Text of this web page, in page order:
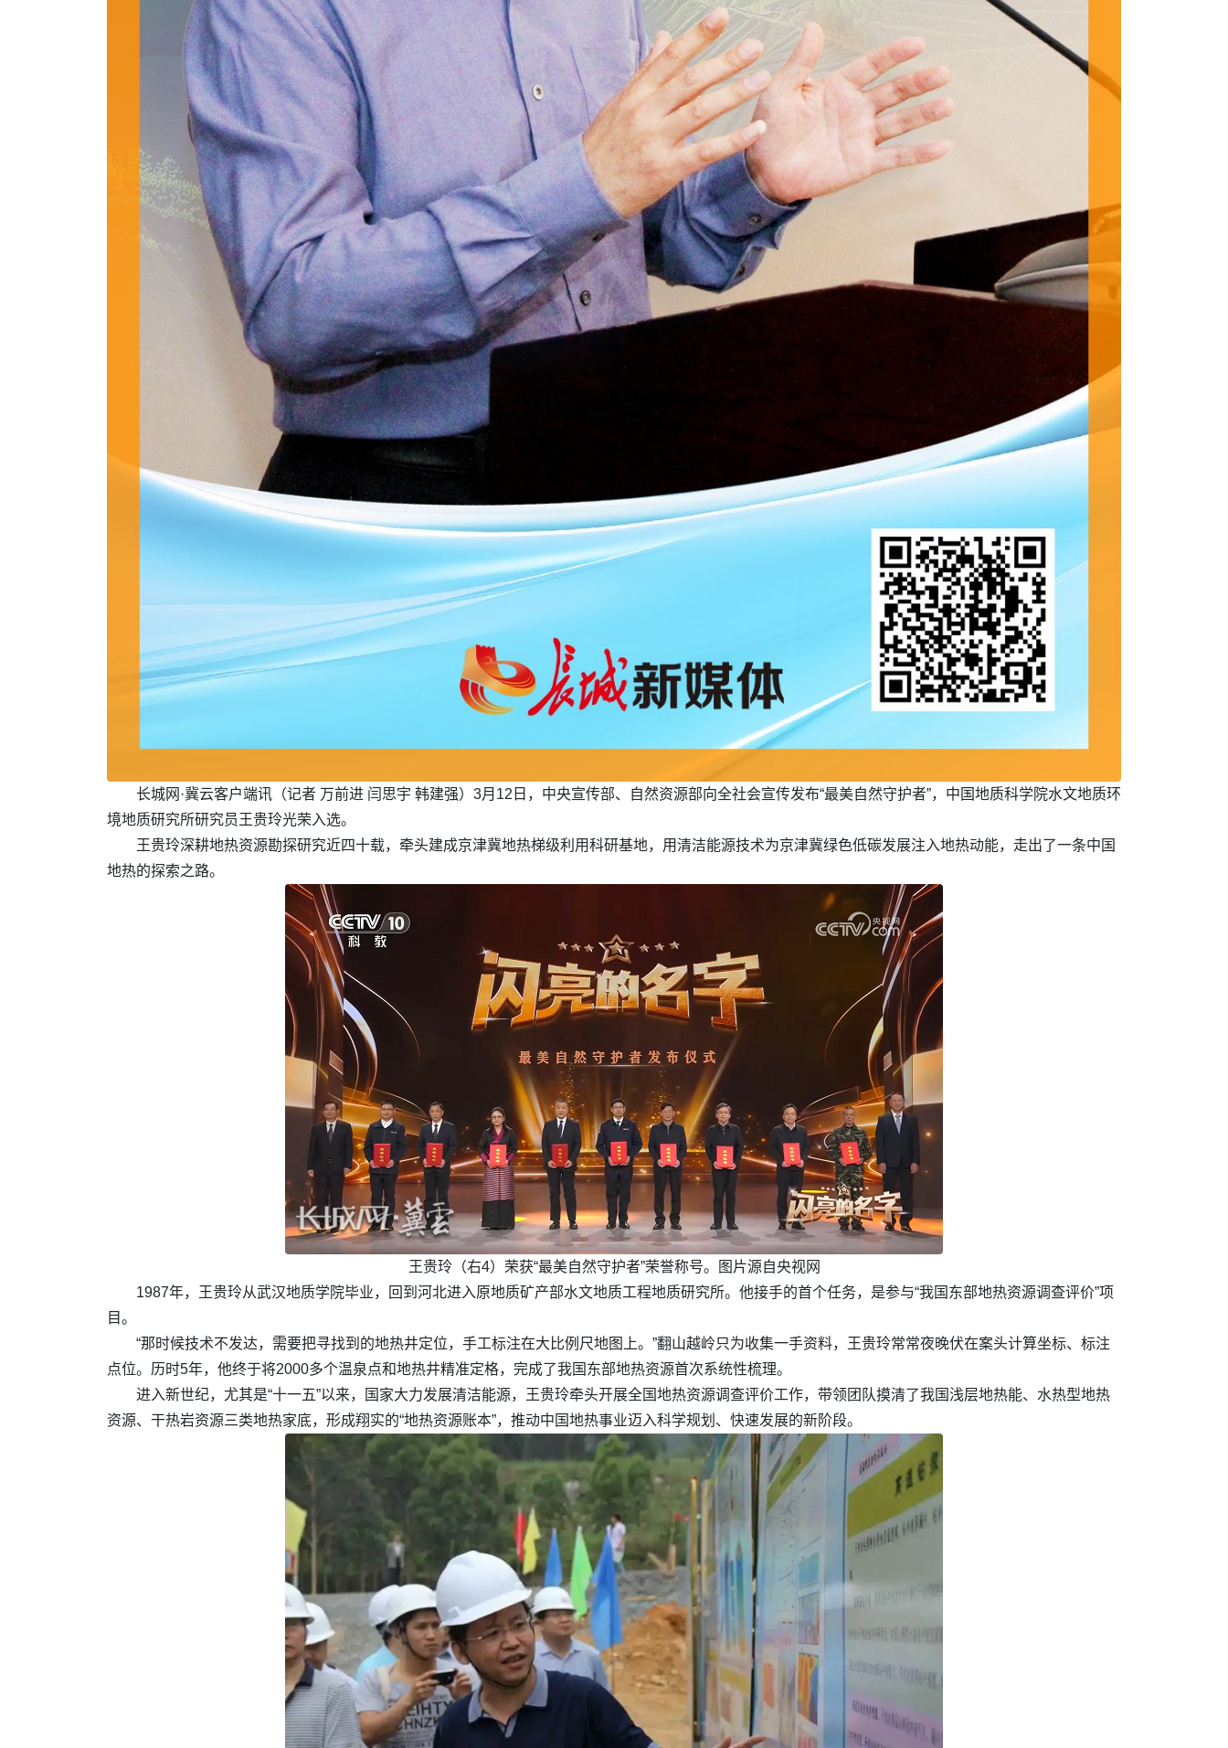
长城网·冀云客户端讯（记者 万前进 闫思宇 韩建强）3月12日，中央宣传部、自然资源部向全社会宣传发布“最美自然守护者”，中国地质科学院水文地质环
境地质研究所研究员王贵玲光荣入选。
王贵玲深耕地热资源勘探研究近四十载，牵头建成京津冀地热梯级利用科研基地，用清洁能源技术为京津冀绿色低碳发展注入地热动能，走出了一条中国
地热的探索之路。
王贵玲（右4）荣获“最美自然守护者”荣誉称号。图片源自央视网
1987年，王贵玲从武汉地质学院毕业，回到河北进入原地质矿产部水文地质工程地质研究所。他接手的首个任务，是参与“我国东部地热资源调查评价”项
目。
“那时候技术不发达，需要把寻找到的地热井定位，手工标注在大比例尺地图上。”翻山越岭只为收集一手资料，王贵玲常常夜晚伏在案头计算坐标、标注
点位。历时5年，他终于将2000多个温泉点和地热井精准定格，完成了我国东部地热资源首次系统性梳理。
进入新世纪，尤其是“十一五”以来，国家大力发展清洁能源，王贵玲牵头开展全国地热资源调查评价工作，带领团队摸清了我国浅层地热能、水热型地热
资源、干热岩资源三类地热家底，形成翔实的“地热资源账本”，推动中国地热事业迈入科学规划、快速发展的新阶段。